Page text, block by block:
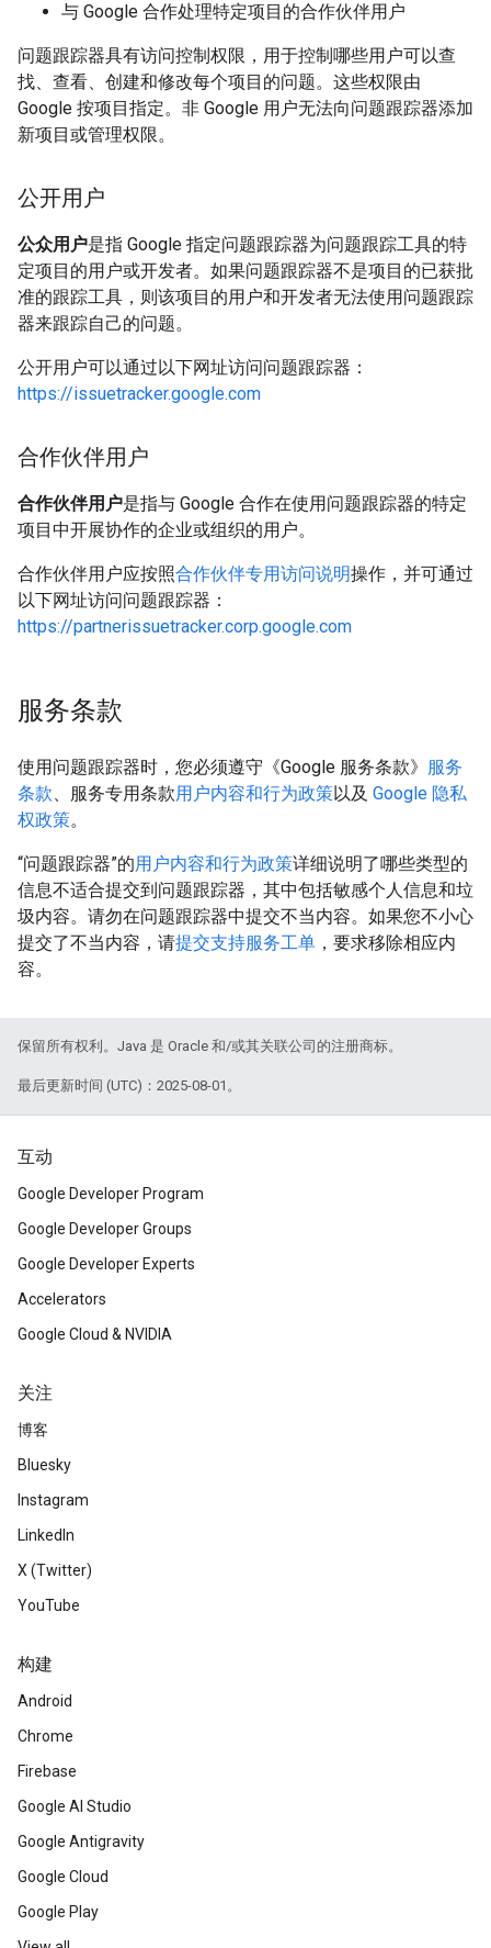
与 Google 合作处理特定项目的合作伙伴用户
问题跟踪器具有访问控制权限，用于控制哪些用户可以查
找、查看、创建和修改每个项目的问题。这些权限由
Google 按项目指定。非 Google 用户无法向问题跟踪器添加
新项目或管理权限。
公开用户
公众用户是指 Google 指定问题跟踪器为问题跟踪工具的特
定项目的用户或开发者。如果问题跟踪器不是项目的已获批
准的跟踪工具，则该项目的用户和开发者无法使用问题跟踪
器来跟踪自己的问题。
公开用户可以通过以下网址访问问题跟踪器：
https://issuetracker.google.com
合作伙伴用户
合作伙伴用户是指与 Google 合作在使用问题跟踪器的特定
项目中开展协作的企业或组织的用户。
合作伙伴用户应按照合作伙伴专用访问说明操作，并可通过
以下网址访问问题跟踪器：
https://partnerissuetracker.corp.google.com
服务条款
使用问题跟踪器时，您必须遵守《Google 服务条款》 服务
条款、服务专用条款用户内容和行为政策以及 Google 隐私
权政策。
“问题跟踪器”的用户内容和行为政策详细说明了哪些类型的
信息不适合提交到问题跟踪器，其中包括敏感个人信息和垃
圾内容。请勿在问题跟踪器中提交不当内容。如果您不小心
提交了不当内容，请提交支持服务工单 ，要求移除相应内
容。
保留所有权利。Java 是 Oracle 和/或其关联公司的注册商标。
最后更新时间 (UTC)：2025-08-01。
互动
Google Developer Program
Google Developer Groups
Google Developer Experts
Accelerators
Google Cloud & NVIDIA
关注
博客
Bluesky
Instagram
LinkedIn
X (Twitter)
YouTube
构建
Android
Chrome
Firebase
Google AI Studio
Google Antigravity
Google Cloud
Google Play